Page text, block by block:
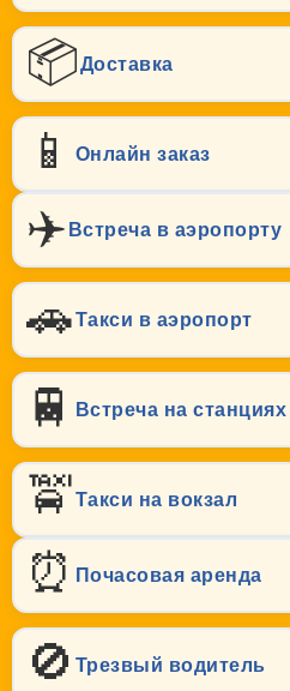
📦Доставка
📱 Онлайн заказ
✈️ Встреча в аэропорту
🚗Такси в аэропорт
🚆 Встреча на станциях
🚖Такси на вокзал
⏰ Почасовая аренда
🚫 Трезвый водитель